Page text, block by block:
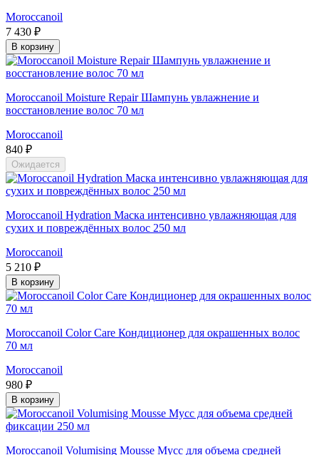
Moroccanoil
7 430 ₽
В корзину
Moroccanoil Moisture Repair Шампунь увлажнение и
восстановление волос 70 мл
Moroccanoil
840 ₽
Ожидается
Moroccanoil Hydration Маска интенсивно увлажняющая для
сухих и повреждённых волос 250 мл
Moroccanoil
5 210 ₽
В корзину
Moroccanoil Color Care Кондиционер для окрашенных волос
70 мл
Moroccanoil
980 ₽
В корзину
Moroccanoil Volumising Mousse Мусс для объема средней